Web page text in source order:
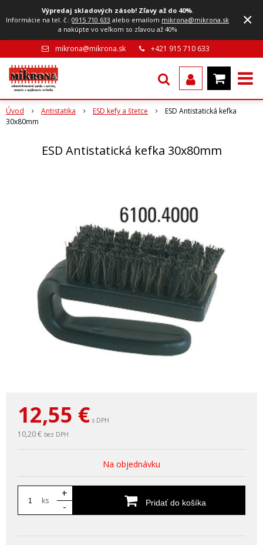
Výpredaj skladových zásob! Zľavy až do 40%.
Informácie na tel. č.:0915 710 633 alebo emailom mikrona@mikrona.sk
a nakúpte vo veľkom so zľavou až 40%
×
mikrona@mikrona.sk +421 915 710 633
Úvod Antistatika ESD kefy a štetce
ESD Antistatická kefka
30x80mm
ESD Antistatická kefka 30x80mm
12,55 € s DPH
10,20 € bez DPH
Na objednávku
ks
+
-
Pridať do košíka